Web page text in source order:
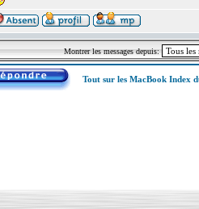
Montrer les messages depuis:
Tout sur les MacBook Index